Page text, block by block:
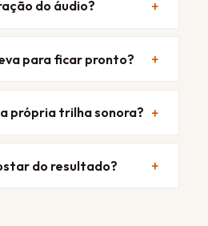
do áudio?
para ficar pronto?
própria trilha sonora?
do resultado?